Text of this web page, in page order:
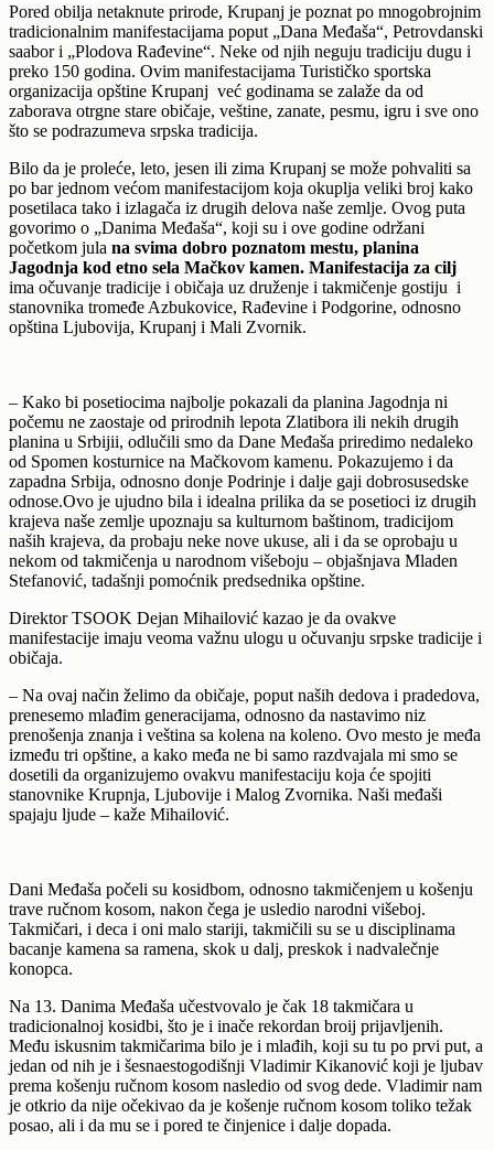
Pored obilja netaknute prirode, Krupanj je poznat po mnogobrojnim
tradicionalnim manifestacijama poput „Dana Međaša“, Petrovdanski
saabor i „Plodova Rađevine“. Neke od njih neguju tradiciju dugu i
preko 150 godina. Ovim manifestacijama Turističko sportska
organizacija opštine Krupanj već godinama se zalaže da od
zaborava otrgne stare običaje, veštine, zanate, pesmu, igru i sve ono
što se podrazumeva srpska tradicija.
Bilo da je proleće, leto, jesen ili zima Krupanj se može pohvaliti sa
po bar jednom većom manifestacijom koja okuplja veliki broj kako
posetilaca tako i izlagača iz drugih delova naše zemlje. Ovog puta
govorimo o „Danima Međaša“, koji su i ove godine održani
početkom jula na svima dobro poznatom mestu, planina
Jagodnja kod etno sela Mačkov kamen. Manifestacija za cilj
ima očuvanje tradicije i običaja uz druženje i takmičenje gostiju i
stanovnika tromeđe Azbukovice, Rađevine i Podgorine, odnosno
opština Ljubovija, Krupanj i Mali Zvornik.
– Kako bi posetiocima najbolje pokazali da planina Jagodnja ni
počemu ne zaostaje od prirodnih lepota Zlatibora ili nekih drugih
planina u Srbijii, odlučili smo da Dane Međaša priredimo nedaleko
od Spomen kosturnice na Mačkovom kamenu. Pokazujemo i da
zapadna Srbija, odnosno donje Podrinje i dalje gaji dobrosusedske
odnose.Ovo je ujudno bila i idealna prilika da se posetioci iz drugih
krajeva naše zemlje upoznaju sa kulturnom baštinom, tradicijom
naših krajeva, da probaju neke nove ukuse, ali i da se oprobaju u
nekom od takmičenja u narodnom višeboju – objašnjava Mladen
Stefanović, tadašnji pomoćnik predsednika opštine.
Direktor TSOOK Dejan Mihailović kazao je da ovakve
manifestacije imaju veoma važnu ulogu u očuvanju srpske tradicije i
običaja.
– Na ovaj način želimo da običaje, poput naših dedova i pradedova,
prenesemo mlađim generacijama, odnosno da nastavimo niz
prenošenja znanja i veština sa kolena na koleno. Ovo mesto je međa
između tri opštine, a kako međa ne bi samo razdvajala mi smo se
dosetili da organizujemo ovakvu manifestaciju koja će spojiti
stanovnike Krupnja, Ljubovije i Malog Zvornika. Naši međaši
spajaju ljude – kaže Mihailović.
Dani Međaša počeli su kosidbom, odnosno takmičenjem u košenju
trave ručnom kosom, nakon čega je usledio narodni višeboj.
Takmičari, i deca i oni malo stariji, takmičili su se u disciplinama
bacanje kamena sa ramena, skok u dalj, preskok i nadvalečnje
konopca.
Na 13. Danima Međaša učestvovalo je čak 18 takmičara u
tradicionalnoj kosidbi, što je i inače rekordan broij prijavljenih.
Među iskusnim takmičarima bilo je i mlađih, koji su tu po prvi put, a
jedan od nih je i šesnaestogodišnji Vladimir Kikanović koji je ljubav
prema košenju ručnom kosom nasledio od svog dede. Vladimir nam
je otkrio da nije očekivao da je košenje ručnom kosom toliko težak
posao, ali i da mu se i pored te činjenice i dalje dopada.